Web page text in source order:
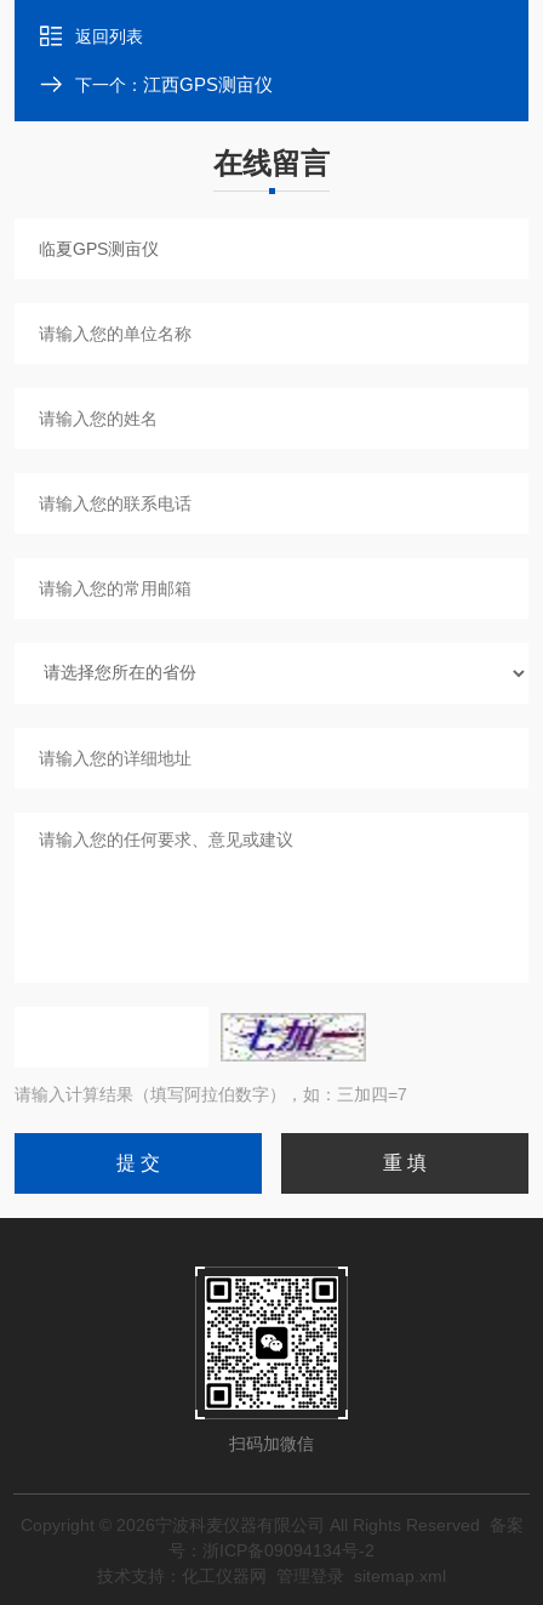
返回列表
下一个： 江西GPS测亩仪
在线留言
请输入计算结果（填写阿拉伯数字），如：三加四=7
扫码加微信
Copyright © 2026宁波科麦仪器有限公司 All Rights Reserved
备案
号：浙ICP备09094134号-2
技术支持： 化工仪器网 管理登录 sitemap.xml